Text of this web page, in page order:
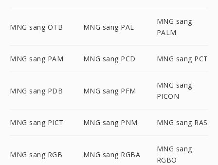
MNG sang OTB MNG sang PAL
MNG sang
PALM
MNG sang PAM MNG sang PCD MNG sang PCT
MNG sang PDB MNG sang PFM
MNG sang
PICON
MNG sang PICT MNG sang PNM MNG sang RAS
MNG sang RGB MNG sang RGBA
MNG sang
RGBO